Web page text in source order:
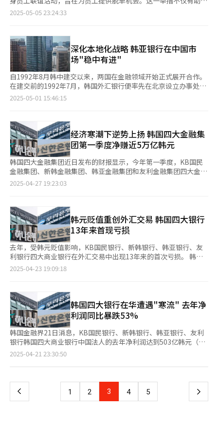
行、信用卡公司及保险公司等各类金融机构的加入，围绕外籍客户
的争夺战正迅速演变为韩国金融业的新战场。
响，单笔损失额高达700亿韩元。 尽管2023年事故损失额一度降
至51亿韩元，但随着事故数量的大幅增加，去年全年损失额再度上
去年全年水平的一半。 业内人士透露，随着银行内控管理不断加
强，部分违规贷款问题正被披露。由于早期贷款审批环节存在较高
的员工自由裁量空间，相关风险隐患正在监管收紧的过程中逐步显
现。
提振员工士气，也被视为缓解低结婚率与低出生率等社会问题的积
为“我是SOLO——到底要单到什么时候！”的单身联谊活动。 三
家银行此前已完成内部报名程序，参与员工需提交包含兴趣爱好、
MBTI性格类型及报名动机等内容的自我介绍。经筛选后，各银行
分别选出5名男性与5名女性，共计30人参与本次活动。活动从上
午11点持续至晚上9点，内容包括自我介绍、第一印象好感度投
票、组队配对、制定约会路线、午餐与任务挑战、团体游戏、轮换
约会、晚餐及最终配对等多个环节，相关费用由各银行全额承担。
值得一提的是， 值得一提的是，此类联谊活动在韩国银行业内早
行则运营员工交友项目；地方银行BNK金融集团也曾组织员工与韩
国资产管理公司职员安排相亲活动。 在银行业内，银行员工之间
结婚被称为“对调”，与其他银行员工结婚则被称为“交换”，同
行业结婚早已成为普遍现象。鉴于银行业普遍薪资较高，有分析指
出，银行职员夫妻的年收入可高达2亿韩元（约合人民币100万
元）。据统计，2023年韩国四大商业银行员工人均年薪为1.184亿
韩元，较前一年增长约200万韩元。其中，韩亚银行以1.2061亿韩
元居首，其次为KB国民银行（1.2亿韩元）、新韩银行（1.19亿韩
出多项鼓励结婚与生育的政策，此类联谊活动亦是希望通过拓宽员
工的交友渠道，缓解婚恋难题。业内人士指出，从长期来看，结婚
率与出生率持续下滑将对金融业产生负面影响。传统银行盈利模式
依赖于存贷利差，在经济快速增长时期可实现稳定收益，但在人口
减少、劳动力缩减的背景下，整体经济增速放缓，银行盈利基础面
临挑战。 与此同时，人口减少还将抑制房地产市场需求，对以房
地产贷款为主要利润来源的商业银行构成更大冲击。以日本为例，
其在经历人口老龄化后，金融市场步入长期低增长、低利率、利差
前，据韩国银行联合会数据显示，商业银行已推出近30款应对低出
生率的专项金融产品。同时，银行也通过缩短工时、发放生育礼
金、结婚奖励金等方式，积极鼓励员工结婚与生育。 业内人士表
示，当前低出生率与大龄未婚问题已成为韩国社会亟待解决的重大
课题，银行业正积极响应，努力承担社会责任。目前，相关各方正
协力寻求解决方案，并不断强化支持举措。 【图片提供
Gettyimagesbank】
2025-05-05 23:24:33
深化本地化战略 韩亚银行在中国市
场"稳中有进"
自1992年8月韩中建交以来，两国在金融领域开始正式展开合作。
在建交前的1992年7月，韩国外汇银行便率先在北京设立办事处，
成为第一家进军中国市场的韩资银行，并于1993年12月在天津开
2007年起，设立法人、扩展分支机构、收购中资银行等成为韩资
银行在华发展的新趋势。 韩资银行最初进入中国市场，主要为满
足在华韩国企业的金融服务需求，发展模式相对被动，业务开展也
受中国法律制度的多重限制。2007年中国银行业在加入世界贸易
组织（WTO）五年过渡期结束后，全面对外资银行开放，韩资银
行开始面向中国本地客户提供更为多样化的金融服务，发展模式逐
步由“依附型”向“本地化”转变。 1997年亚洲金融危机后，随
着中国经济迅速增长，韩国大企业及中小企业加速进军中国，对金
LG、浦项制铁（POSCO）等大型韩企以长三角为中心，在江苏地
区展开大规模投资与生产，带动众多韩资关联企业进入中国市场。
在北京、天津、上海、青岛、烟台、广州、苏州和沈阳等地，韩资
银行通过设立分支机构或代表处，为企业客户提供定制化金融支
持。其中，友利银行、韩亚银行、新韩银行相继进入中国市场，形
成较为完善的服务网络。 目前，在华韩资银行中，规模最大的是
KB国民银行、新韩银行、韩亚银行和友利银行。其中，韩亚银行
自2020年在上海设立营业网点以来，持续加快在华业务拓展步
地化经营的重要一步。2010年韩亚银行与外换银行合并，并于
2014年成功整合在华法人机构，统一为中国法人，标志着其在华
发展进入新阶段。 韩亚金融集团在美国拉斯维加斯地标性建
筑“Sphere”发布新广告。【图片提供 韩亚金融集团】 韩亚银行
将中国与印度尼西亚视为最重要的海外战略市场之一，持续推进本
地化战略。在中国，韩亚银行中国法人在北京、上海、广州以及东
北三省等地设有营业网点，积极布局全国核心区域。 值得一提的
是，韩亚银行在中国采取了“区域化激进”策略。2008年8月，韩
韩亚银行持有吉林银行18%股份，成为最大股东。 近年来，韩亚
银行还积极推动以数字化和平台联动为核心的零售金融业务。继
2015年推出手机银行服务后，2019年6月，韩亚银行与阿里巴巴合
2025-05-01 15:46:15
经济寒潮下逆势上扬 韩国四大金融集
团第一季度净赚近5万亿韩元
韩国四大金融集团近日发布的财报显示，今年第一季度，KB国民
金融集团、新韩金融集团、韩亚金融集团和友利金融集团四大金融
集团实现净利润4.9289万亿韩元（约合人民币249.6亿元），同比
1.6973万亿韩元，同比激增62.9%；新韩金融达1.4883万亿韩元，
同比增长12.6%；韩亚金融达1.1277万亿韩元，同比增长9.1%。
然而，友利金融净利润则出现下滑，达6156亿韩元，同比减少
25.3%。业内分析指出，这一表现部分受到去年第一季度因赔付与
恒生中国企业指数挂勾的股票挂勾证券（ELS）损失带来的高基数
效应影响。 整体业绩增长的主要动力来自利息收入的增加。数据
显示，四大金融集团第一季度利息收入达10.6419万亿韩元，同比
增长2.3%。分集团来看，KB金融利息收入为3.2622万亿韩元，同
金融和友利金融则分别为2.2728万亿韩元和2.252万亿韩元，均同
比增长2.4%。 值得注意的是，四大金融集团旗下银行的韩元贷款
余额在过去一年增加64万亿韩元，进一步推高了利息收入。数据显
示，截至今年第一季度末，四大银行的韩元贷款余额达1291.3974
万亿韩元，同比增长5.3%。 有分析认为，自去年以来，受首都圈
房价上涨推动，住房抵押贷款规模持续扩大，加上企业贷款需求增
长，带动整体贷款余额显著上升。 具体来看，KB国民银行韩元贷
款余额为367.0199万亿韩元，同比增长6.8%；新韩银行为
321.5251万亿韩元，同比增长7.8%；韩亚银行为303.5678万亿韩
3.9%。 韩国四大金融集团【图片提供 韩联社】
2025-04-27 19:23:03
韩元贬值重创外汇交易 韩国四大银行
13年来首现亏损
去年，受韩元贬值影响，KB国民银行、新韩银行、韩亚银行、友
利银行四大商业银行在外汇交易中出现13年来的首次亏损。 韩国
金融监督院近日公布的数据显示，去年四大商业银行在外汇交易方
汇兑损益。 此次亏损的主要原因在于，尽管美元指数已跌至三年
来最低点，但韩元兑美元汇率尚未同步回升。截至本月22日，美元
指数下跌9%，而韩元汇率仅上涨3%。对此，韩国银行业预计，外
汇相关风险在短期内仍将持续，并正紧急制定应对方案。 数据还
显示，四大商业银行的风险加权资产（RWA）同比增长9%，达到
849万亿韩元。这一增长导致衡量银行资本充足率的核心指标——
普通股一级资本（CET1）比率出现下降。有分析指出，为控制
CET1比率，商业银行可能进一步收紧贷款政策。 韩国四大商业银
行【图片提供 韩联社】
2025-04-23 19:09:18
韩国四大银行在华遭遇"寒流" 去年净
利润同比暴跌53%
韩国金融界21日消息，KB国民银行、新韩银行、韩亚银行、友利
银行韩国四大商业银行中国法人的去年净利润达到503亿韩元（约
合人民币2.6亿元），同比大幅下滑53.51%。 从具体银行表现来
亿韩元，减幅高达97%。尽管新韩银行去年海外法人整体净利润达
不佳。新韩银行负责人表示：“这主要是受到中国STX公司债券减
记的基数效应影响，加之韩国企业加速撤离中国市场所致。由于我
2025-04-21 23:30:50
上
页
1 2 3 4 5 下